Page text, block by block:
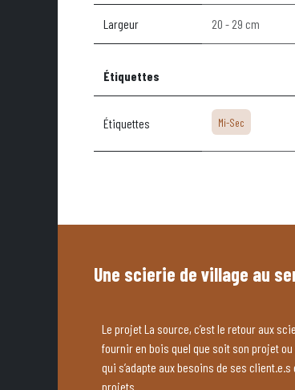
Largeur 20 - 29 cm
Étiquettes
Étiquettes Mi-Sec
Une scierie de village au
Le projet La source, c’est le retour aux
fournir en bois quel que soit son projet
qui s’adapte aux besoins de ses
projets.